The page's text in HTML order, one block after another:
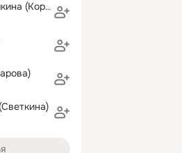
Светлана Сёмочкина (Королева)